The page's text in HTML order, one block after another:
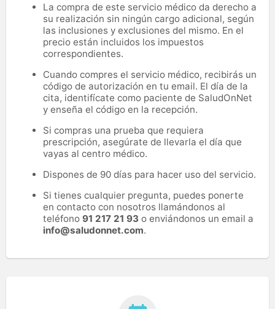
La compra de este servicio médico da derecho a
su realización sin ningún cargo adicional, según
las inclusiones y exclusiones del mismo. En el
precio están incluidos los impuestos
correspondientes.
Cuando compres el servicio médico, recibirás un
código de autorización en tu email. El día de la
cita, identifícate como paciente de SaludOnNet
y enseña el código en la recepción.
Si compras una prueba que requiera
prescripción, asegúrate de llevarla el día que
vayas al centro médico.
Dispones de 90 días para hacer uso del servicio.
Si tienes cualquier pregunta, puedes ponerte
en contacto con nosotros llamándonos al
teléfono 91 217 21 93 o enviándonos un email a
info@saludonnet.com.